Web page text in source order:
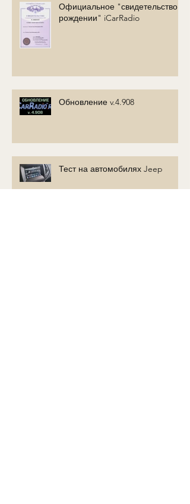
Официальное "свидетельство о
рождении" iCarRadio
Обновление v.4.908
Тест на автомобилях Jeep